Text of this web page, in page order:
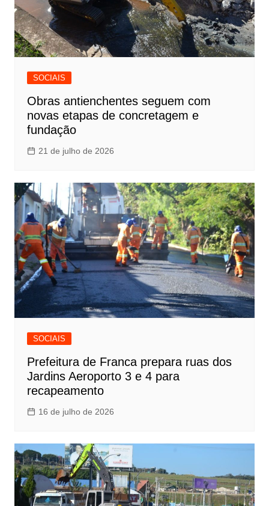
SOCIAIS
Obras antienchentes seguem com
novas etapas de concretagem e
fundação
21 de julho de 2026
SOCIAIS
Prefeitura de Franca prepara ruas dos
Jardins Aeroporto 3 e 4 para
recapeamento
16 de julho de 2026